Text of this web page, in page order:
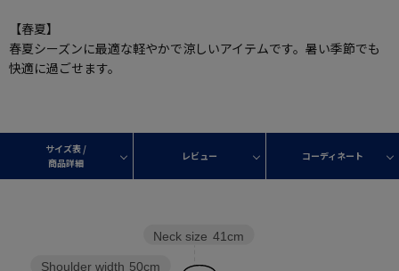
【春夏】
春夏シーズンに最適な軽やかで涼しいアイテムです。暑い季節でも
快適に過ごせます。
サイズ表 /
商品詳細
レビュー コーディネート
Neck size 41cm
Shoulder width 50cm